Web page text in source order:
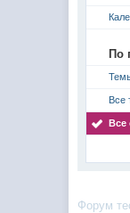
По
Все
Все
Форум